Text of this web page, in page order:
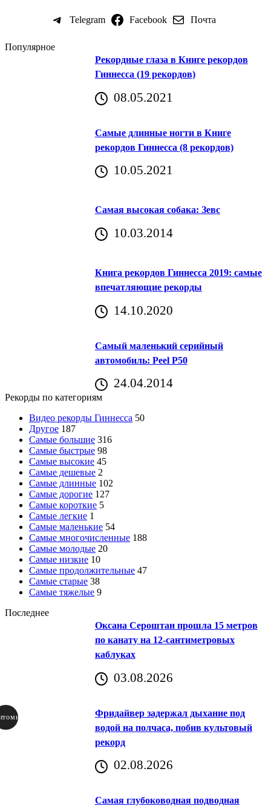
Telegram Facebook Почта
Популярное
Рекордные глаза в Книге рекордов
Гиннесса (19 рекордов)
08.05.2021
Самые длинные ногти в Книге
рекордов Гиннесса (8 рекордов)
10.05.2021
Самая высокая собака: Зевс
10.03.2014
Книга рекордов Гиннесса 2019: самые
впечатляющие рекорды
14.10.2020
Самый маленький серийный
автомобиль: Peel P50
24.04.2014
Рекорды по категориям
Видео рекорды Гиннесса 50
Другое 187
Самые большие 316
Самые быстрые 98
Самые высокие 45
Самые дешевые 2
Самые длинные 102
Самые дорогие 127
Самые короткие 5
Самые легкие 1
Самые маленькие 54
Самые многочисленные 188
Самые молодые 20
Самые низкие 10
Самые продолжительные 47
Самые старые 38
Самые тяжелые 9
Последнее
Оксана Сероштан прошла 15 метров
по канату на 12-сантиметровых
каблуках
03.08.2026
Фридайвер задержал дыхание под
водой на полчаса, побив культовый
рекорд
02.08.2026
Самая глубоководная подводная